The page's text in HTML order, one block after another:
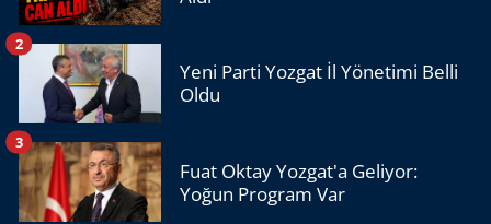
Yeni Parti Yozgat İl Yönetimi Belli
Oldu
2
Fuat Oktay Yozgat'a Geliyor:
Yoğun Program Var
3